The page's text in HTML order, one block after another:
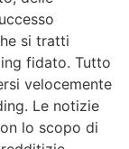
requisito
trading.
erogazione,
e
come PayPal.
vittoria
delle